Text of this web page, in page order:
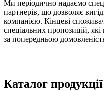
Ми періодично надаємо
партнерів, що дозволяє
компанією. Кінцеві
спеціальних пропозицій,
за попередньою
Каталог продукції